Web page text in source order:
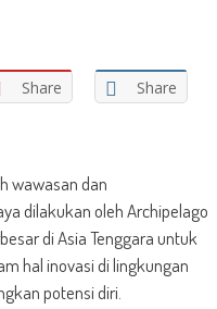
Share Share
wawasan dan
dilakukan oleh Archipelago
di Asia Tenggara untuk
hal inovasi di lingkungan
potensi diri.